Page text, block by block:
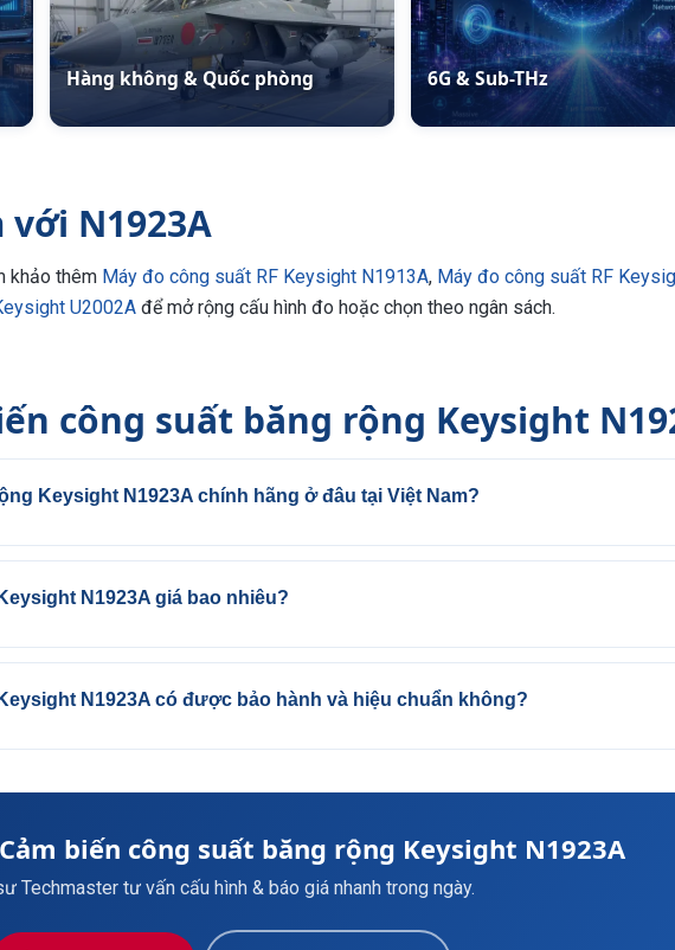
Hàng không & Quốc phòng 6G & Sub-THz
N1923A
khảo thêm Máy đo công suất RF Keysight N1913A, Máy đo công suất RF
U2002A để mở rộng cấu hình đo hoặc chọn theo ngân sách.
công suất băng rộng Keysight
Keysight N1923A chính hãng ở đâu tại Việt Nam?
N1923A giá bao nhiêu?
N1923A có được bảo hành và hiệu chuẩn không?
biến công suất băng rộng Keysight N1923A
Techmaster tư vấn cấu hình & báo giá nhanh trong ngày.